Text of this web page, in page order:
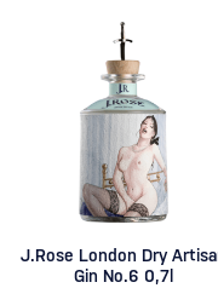
J.Rose London Dry
Gin No.6 0,7l